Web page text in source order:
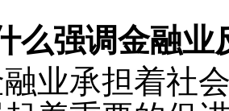
么强调金融业
业承担着社